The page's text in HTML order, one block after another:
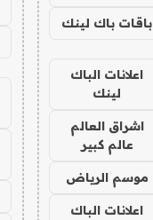
باقات باك لينك
اعلانات الباك
لينك
اشراق العالم
عالم كبير
موسم الرياض
اعلانات الباك